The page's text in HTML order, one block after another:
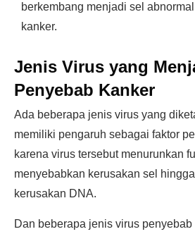
berkembang menjadi sel
kanker.
Jenis Virus yang
Penyebab Kanker
Ada beberapa jenis virus yang
memiliki pengaruh sebagai faktor
karena virus tersebut menurunkan
menyebabkan kerusakan sel
kerusakan DNA.
Dan beberapa jenis virus